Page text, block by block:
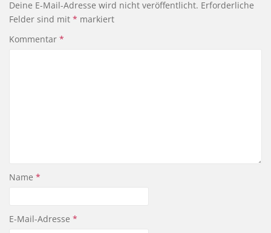
Deine E-Mail-Adresse wird nicht veröffentlicht. Erforderliche
Felder sind mit * markiert
Kommentar *
Name *
E-Mail-Adresse *